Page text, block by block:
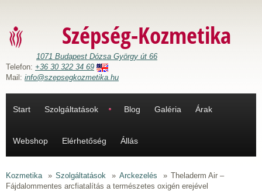
Szépség-Kozmetika
1071 Budapest Dózsa György út 66
Telefon: +36 30 322 34 69
Mail: info@szepsegkozmetika.hu
Start Szolgáltatások Blog Galéria Árak
Webshop Elérhetőség Állás
Kozmetika » Szolgáltatások » Arckezelés » Theladerm Air –
Fájdalommentes arcfiatalítás a természetes oxigén erejével